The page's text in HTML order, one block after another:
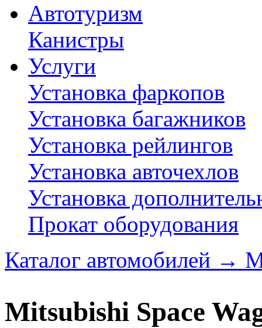
Автотуризм
Канистры
Услуги
Установка фаркопов
Установка багажников
Установка рейлингов
Установка авточехлов
Установка
Прокат оборудования
Каталог автомобилей →
Mitsubishi Space